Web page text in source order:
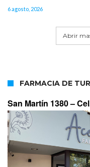
6 agosto, 2026
Abrir
FARMACIA DE
San Martín 1380 –